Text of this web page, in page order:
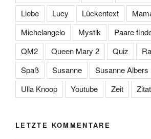
Liebe
Lucy Lückentext
Michelangelo
Mystik Paare
QM2
Queen Mary 2 Quiz
Spaß
Susanne Susanne Albers
Ulla Knoop
Youtube Zeit
LETZTE KOMMENTARE